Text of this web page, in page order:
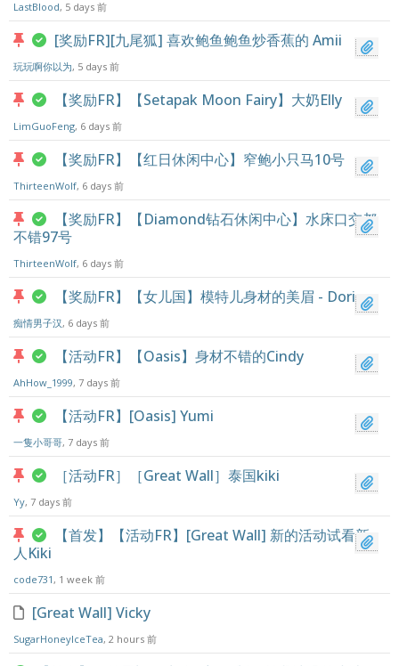
LastBlood, 5 days 前
[奖励FR][九尾狐] 喜欢鲍鱼鲍鱼炒香蕉的 Amii
玩玩啊你以为, 5 days 前
【奖励FR】【Setapak Moon Fairy】大奶Elly
LimGuoFeng, 6 days 前
【奖励FR】【红日休闲中心】窄鲍小只马10号
ThirteenWolf, 6 days 前
【奖励FR】【Diamond钻石休闲中心】水床口交都
不错97号
ThirteenWolf, 6 days 前
【奖励FR】【女儿国】模特儿身材的美眉 - Doris
痴情男子汉, 6 days 前
【活动FR】【Oasis】身材不错的Cindy
AhHow_1999, 7 days 前
【活动FR】[Oasis] Yumi
一隻小哥哥, 7 days 前
［活动FR］［Great Wall］泰国kiki
Yy, 7 days 前
【首发】【活动FR】[Great Wall] 新的活动试看新
人Kiki
code731, 1 week 前
[Great Wall] Vicky
SugarHoneyIceTea, 2 hours 前